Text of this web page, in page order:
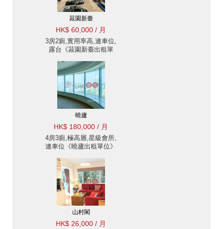
菽園新臺
HK$ 60,000 / 月
3房2廁,實用率高,連車位,
露台《菽園新臺出租單
曉廬
HK$ 180,000 / 月
4房3廁,極高層,星級會所,
連車位《曉廬出租單位》
山村閣
HK$ 26,000 / 月